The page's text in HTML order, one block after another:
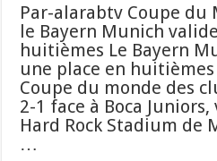
Par-alarabtv Coupe du
le Bayern Munich
huitièmes Le Bayern
une place en
Coupe du monde des
2-1 face à Boca
Hard Rock Stadium de
…